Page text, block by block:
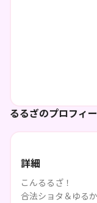
るるざのプロフィ
詳細
こんるるざ！
合法ショタ＆ゆる